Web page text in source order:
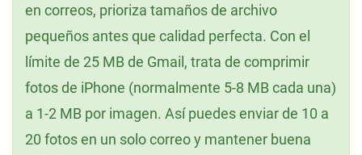
en correos, prioriza tamaños de archivo
pequeños antes que calidad perfecta. Con el
límite de 25 MB de Gmail, trata de comprimir
fotos de iPhone (normalmente 5-8 MB cada una)
a 1-2 MB por imagen. Así puedes enviar de 10 a
20 fotos en un solo correo y mantener buena